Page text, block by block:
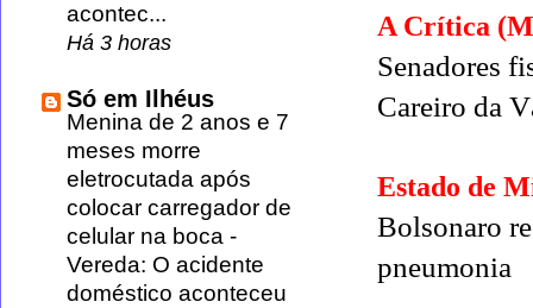
A Crítica
Senadores
Careiro da
Estado de
Bolsonaro
pneumonia
acontec...
Há 3 horas
Só em Ilhéus
Menina de 2 anos e 7
meses morre
eletrocutada após
colocar carregador de
celular na boca -
Vereda: O acidente
doméstico aconteceu